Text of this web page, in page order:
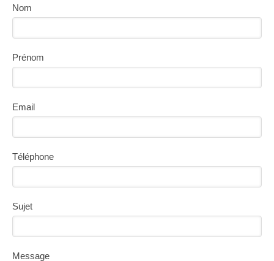
Nom
Prénom
Email
Téléphone
Sujet
Message